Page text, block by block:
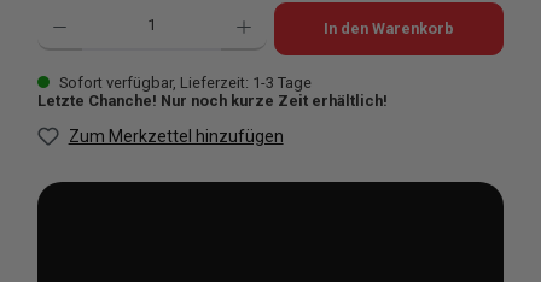
Produkt Anzahl: Gib den gewünschten Wert ein oder benutze die
In den Warenkorb
Sofort verfügbar, Lieferzeit: 1-3 Tage
Letzte Chanche! Nur noch kurze Zeit erhältlich!
Zum Merkzettel hinzufügen